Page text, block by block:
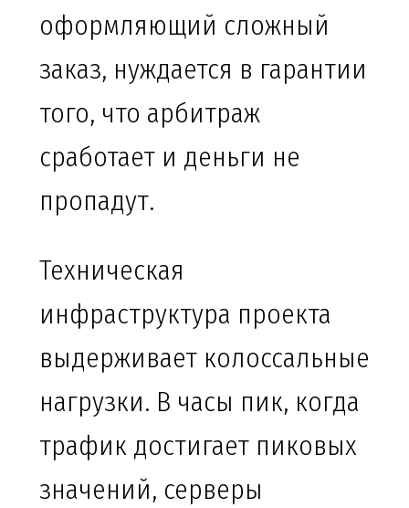
оформляющий сложный
заказ, нуждается в гарантии
того, что арбитраж
сработает и деньги не
пропадут.
Техническая
инфраструктура проекта
выдерживает колоссальные
нагрузки. В часы пик, когда
трафик достигает пиковых
значений, серверы